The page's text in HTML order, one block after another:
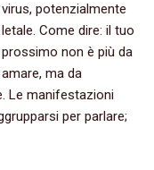
virus, potenzialmente
letale. Come dire: il tuo
prossimo non è più da
amare, ma da
Le manifestazioni
per parlare;